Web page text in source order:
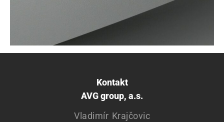
Kontakt
AVG group, a.s.
Vladimír Krajčovic